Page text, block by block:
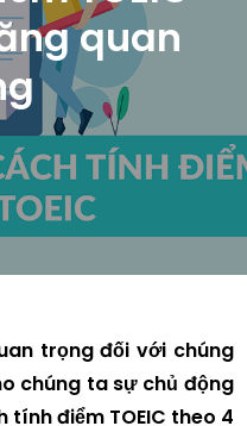
quan
trọng đối với chúng
chúng ta sự chủ động
điểm TOEIC theo 4